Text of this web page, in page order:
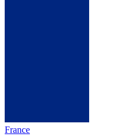
France